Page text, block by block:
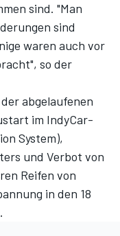
sind. "Man
sind
waren auch vor
so der
abgelaufenen
im IndyCar-
System),
und Verbot von
Reifen von
in den 18